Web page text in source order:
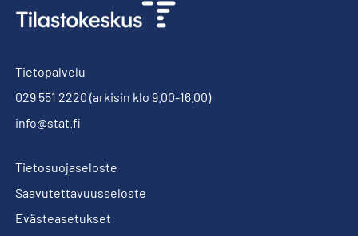
Tietopalvelu
029 551 2220 (arkisin klo 9.00-16.00)
info@stat.fi
Tietosuojaseloste
Saavutettavuusseloste
Evästeasetukset